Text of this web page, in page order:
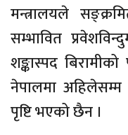
मन्त्रालयले
सम्भावित
शङ्कास्पद
नेपालमा
पृष्टि भएको छैन ।